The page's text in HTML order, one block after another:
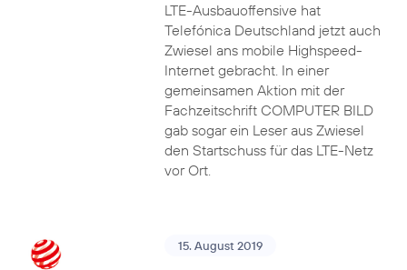
LTE-Ausbauoffensive hat
Telefónica Deutschland jetzt auch
Zwiesel ans mobile Highspeed-
Internet gebracht. In einer
gemeinsamen Aktion mit der
Fachzeitschrift COMPUTER BILD
gab sogar ein Leser aus Zwiesel
den Startschuss für das LTE-Netz
vor Ort.
15. August 2019